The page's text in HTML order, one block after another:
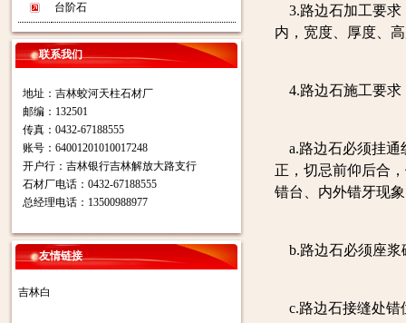
台阶石
联系我们
地址：吉林蛟河天柱石材厂
邮编：132501
传真：0432-67188555
账号：64001201010017248
开户行：吉林银行吉林解放大路支行
石材厂电话：0432-67188555
总经理电话：13500988977
友情链接
吉林白
3.路边石加工要求
内，宽度、厚度、
4.路边石施工要求
a.路边石必须挂通
正，切忌前仰后合
错台、内外错牙现
b.路边石必须座浆
c.路边石接缝处错